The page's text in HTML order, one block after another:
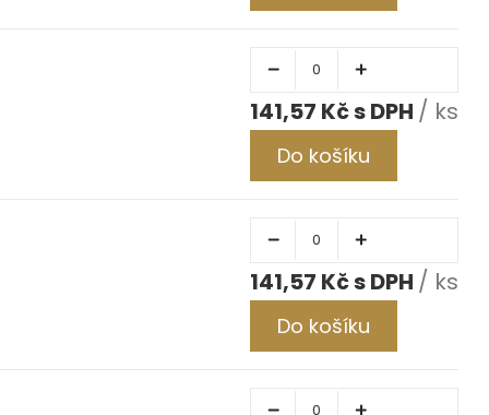
141,57 Kč / ks
Do košíku
141,57 Kč / ks
Do košíku